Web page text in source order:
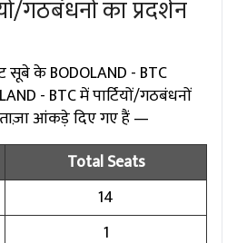
गठबंधनों का प्रदर्शन
सूबे के BODOLAND - BTC
- BTC में पार्टियों/गठबंधनों
ताज़ा आंकड़े दिए गए हैं —
Total Seats
14
1